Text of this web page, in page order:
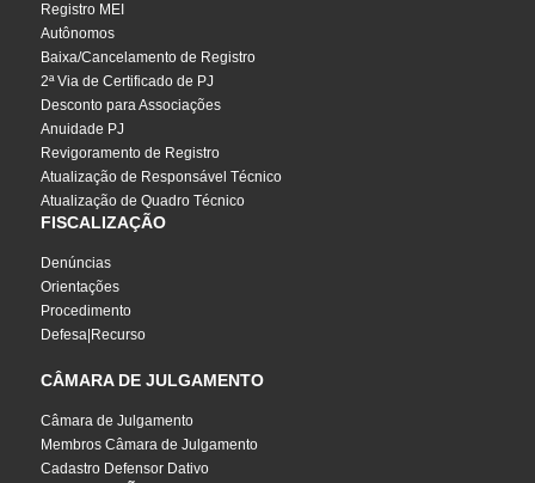
Registro MEI
Autônomos
Baixa/Cancelamento de Registro
2ª Via de Certificado de PJ
Desconto para Associações
Anuidade PJ
Revigoramento de Registro
Atualização de Responsável Técnico
Atualização de Quadro Técnico
FISCALIZAÇÃO
Denúncias
Orientações
Procedimento
Defesa|Recurso
CÂMARA DE JULGAMENTO
Câmara de Julgamento
Membros Câmara de Julgamento
Cadastro Defensor Dativo